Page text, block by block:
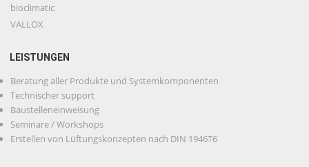
bioclimatic
VALLOX
LEISTUNGEN
Beratung aller Produkte und Systemkomponenten
Technischer support
Baustelleneinweisung
Seminare / Workshops
Erstellen von Lüftungskonzepten nach DIN 1946T6